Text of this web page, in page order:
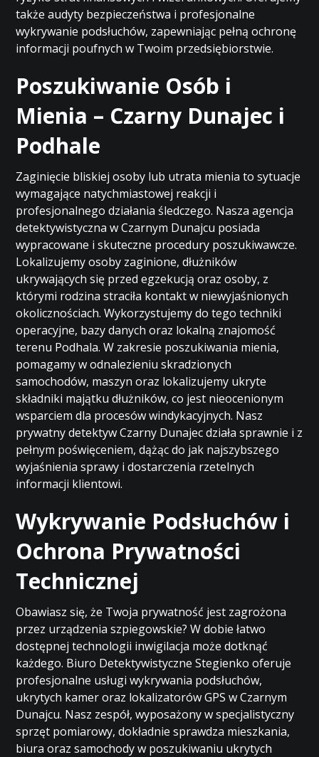
także audyty bezpieczeństwa i profesjonalne
wykrywanie podsłuchów, zapewniając pełną ochronę
informacji poufnych w Twoim przedsiębiorstwie.
Poszukiwanie Osób i
Mienia – Czarny Dunajec i
Podhale
Zaginięcie bliskiej osoby lub utrata mienia to sytuacje
wymagające natychmiastowej reakcji i
profesjonalnego działania śledczego. Nasza agencja
detektywistyczna w Czarnym Dunajcu posiada
wypracowane i skuteczne procedury poszukiwawcze.
Lokalizujemy osoby zaginione, dłużników
ukrywających się przed egzekucją oraz osoby, z
którymi rodzina straciła kontakt w niewyjaśnionych
okolicznościach. Wykorzystujemy do tego techniki
operacyjne, bazy danych oraz lokalną znajomość
terenu Podhala. W zakresie poszukiwania mienia,
pomagamy w odnalezieniu skradzionych
samochodów, maszyn oraz lokalizujemy ukryte
składniki majątku dłużników, co jest nieocenionym
wsparciem dla procesów windykacyjnych. Nasz
prywatny detektyw Czarny Dunajec działa sprawnie i z
pełnym poświęceniem, dążąc do jak najszybszego
wyjaśnienia sprawy i dostarczenia rzetelnych
informacji klientowi.
Wykrywanie Podsłuchów i
Ochrona Prywatności
Technicznej
Obawiasz się, że Twoja prywatność jest zagrożona
przez urządzenia szpiegowskie? W dobie łatwo
dostępnej technologii inwigilacja może dotknąć
każdego. Biuro Detektywistyczne Stegienko oferuje
profesjonalne usługi wykrywania podsłuchów,
ukrytych kamer oraz lokalizatorów GPS w Czarnym
Dunajcu. Nasz zespół, wyposażony w specjalistyczny
sprzęt pomiarowy, dokładnie sprawdza mieszkania,
biura oraz samochody w poszukiwaniu ukrytych